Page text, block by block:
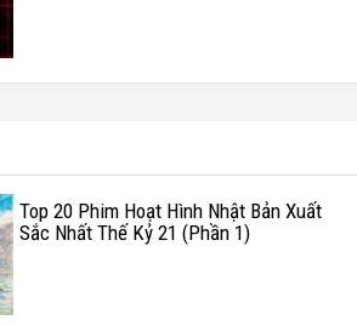
Top 20 Phim Hoạt Hình Nhật Bản Xuất
Sắc Nhất Thế Kỷ 21 (Phần 1)